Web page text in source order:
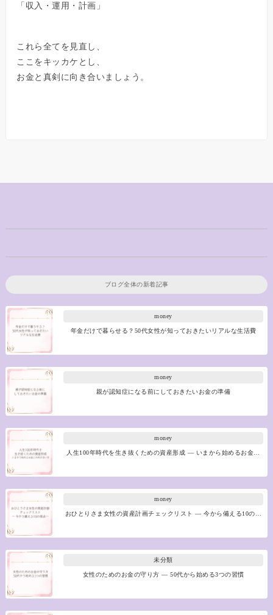
「収入・運用・計画」
これら全てを見直し、
ここをキッカケとし、
お金と真剣に向き合いましょう。
ブログ全体の新着記事
money
年金だけで暮らせる？50代女性が知っておきたいリアルな生活費
money
親が認知症になる前にしておきたいお金の準備
money
人生100年時代を生き抜くための資産形成 ― いまから始めるお金…
money
おひとりさま女性の資産計画チェックリスト ― 今から備える10の…
未分類
女性のためのお金の守り方 ― 50代から始める3つの習慣